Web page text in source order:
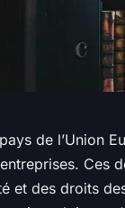
de l’Union
Ces
et des droits